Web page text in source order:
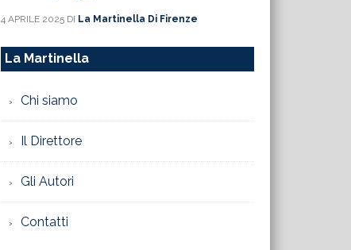
4 APRILE 2025 DI La Martinella Di Firenze
La Martinella
Chi siamo
Il Direttore
Gli Autori
Contatti